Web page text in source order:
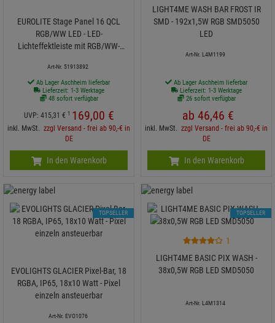
EUROLITE Stage Panel 16 QCL
RGB/WW LED - LED-
Lichteffektleiste mit RGB/WW-
Art-Nr. 51913892
Ab Lager Aschheim lieferbar
Lieferzeit: 1-3 Werktage
48 sofort verfügbar
UVP: 415,31 € 1 169,00 €
inkl. MwSt. zzgl Versand - frei ab 90,-€ in
DE
In den Warenkorb
LIGHT4ME WASH BAR FROST IR
SMD - 192x1,5W RGB SMD5050
LED
Art-Nr. L4M1199
Ab Lager Aschheim lieferbar
Lieferzeit: 1-3 Werktage
26 sofort verfügbar
ab 46,46 €
inkl. MwSt. zzgl Versand - frei ab 90,-€ in
DE
In den Warenkorb
EVOLIGHTS GLACIER Pixel-Bar, 18
RGBA, IP65, 18x10 Watt - Pixel
einzeln ansteuerbar
Art-Nr. EVO1076
TOPSELLER
1
LIGHT4ME BASIC PIX WASH -
38x0,5W RGB LED SMD5050
Art-Nr. L4M1314
TOPSELLER